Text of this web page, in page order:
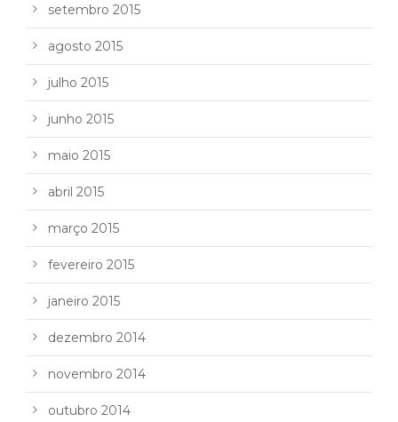
setembro 2015
agosto 2015
julho 2015
junho 2015
maio 2015
abril 2015
março 2015
fevereiro 2015
janeiro 2015
dezembro 2014
novembro 2014
outubro 2014